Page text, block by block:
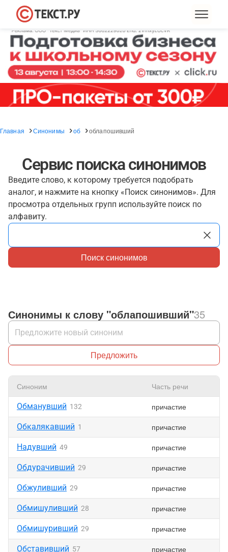
Главная Синонимы об облапошивший
Сервис поиска синонимов
Введите слово, к которому требуется подобрать
аналог, и нажмите на кнопку «Поиск синонимов». Для
просмотра отдельных групп используйте поиск по
алфавиту.
Поиск синонимов
Синонимы к слову "облапошивший"35
Предложить
Синоним Часть речи
Обманувший 132 причастие
Обкалякавший 1 причастие
Надувший 49 причастие
Обдурачивший 29 причастие
Обжуливший 29 причастие
Обмишуливший 28 причастие
Обмишуривший 29 причастие
Обставивший 57 причастие